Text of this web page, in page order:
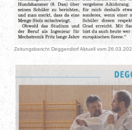
Zeitungsbericht Deggendorf Aktuell vom 26.03.202